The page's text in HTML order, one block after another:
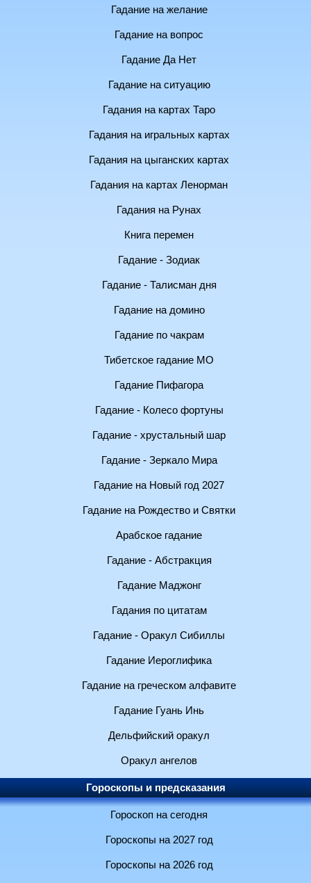
Гадание на желание
Гадание на вопрос
Гадание Да Нет
Гадание на ситуацию
Гадания на картах Таро
Гадания на игральных картах
Гадания на цыганских картах
Гадания на картах Ленорман
Гадания на Рунах
Книга перемен
Гадание - Зодиак
Гадание - Талисман дня
Гадание на домино
Гадание по чакрам
Тибетское гадание МО
Гадание Пифагора
Гадание - Колесо фортуны
Гадание - хрустальный шар
Гадание - Зеркало Мира
Гадание на Новый год 2027
Гадание на Рождество и Святки
Арабское гадание
Гадание - Абстракция
Гадание Маджонг
Гадания по цитатам
Гадание - Оракул Сибиллы
Гадание Иероглифика
Гадание на греческом алфавите
Гадание Гуань Инь
Дельфийский оракул
Оракул ангелов
Гороскопы и предсказания
Гороскоп на сегодня
Гороскопы на 2027 год
Гороскопы на 2026 год